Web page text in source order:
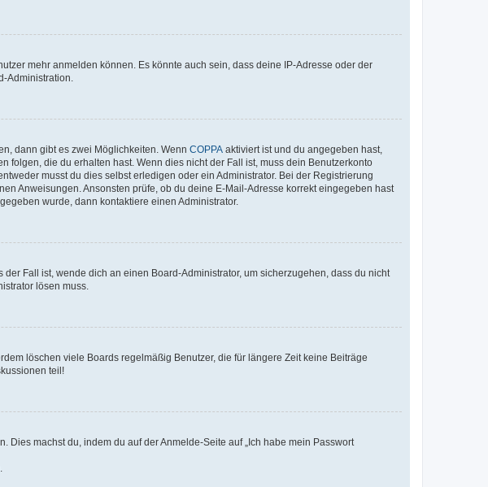
mehr anmelden können. Es könnte auch sein, dass deine IP-Adresse oder der
Administration.
dann gibt es zwei Möglichkeiten. Wenn COPPA aktiviert ist und du angegeben hast,
folgen, die du erhalten hast. Wenn dies nicht der Fall ist, muss dein Benutzerkonto
musst du dies selbst erledigen oder ein Administrator. Bei der Registrierung
Anweisungen. Ansonsten prüfe, ob du deine E-Mail-Adresse korrekt eingegeben hast
wurde, dann kontaktiere einen Administrator.
Fall ist, wende dich an einen Board-Administrator, um sicherzugehen, dass du nicht
lösen muss.
löschen viele Boards regelmäßig Benutzer, die für längere Zeit keine Beiträge
teil!
machst du, indem du auf der Anmelde-Seite auf „Ich habe mein Passwort